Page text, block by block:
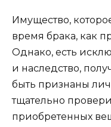
Имущество,
время брака, как
Однако, есть
и наследство,
быть признаны
тщательно
приобретенных